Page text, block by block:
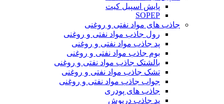
پایش اسپیل کیت
SOPEP
جاذب های مواد نفتی و روغنی
رول جاذب مواد نفتی و روغنی
پد جاذب مواد نفتی و روغنی
بوم جاذب مواد نفتی و روغنی
بالشتک جاذب مواد نفتی و روغنی
تشک جاذب مواد نفتی و روغنی
جواب جاذب مواد نفتی و روغنی
جاذب های پودری
پد جاذب درپوش